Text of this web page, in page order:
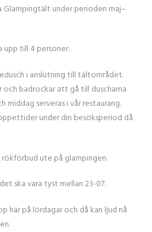
Glampingtält under perioden maj–
upp till 4 personer.
i anslutning till tältområdet.
och badrockar att gå till duscharna
middag serveras i vår restaurang.
under din besöksperiod då
ute på glampingen.
ska vara tyst mellan 23-07.
här på lördagar och då kan ljud nå